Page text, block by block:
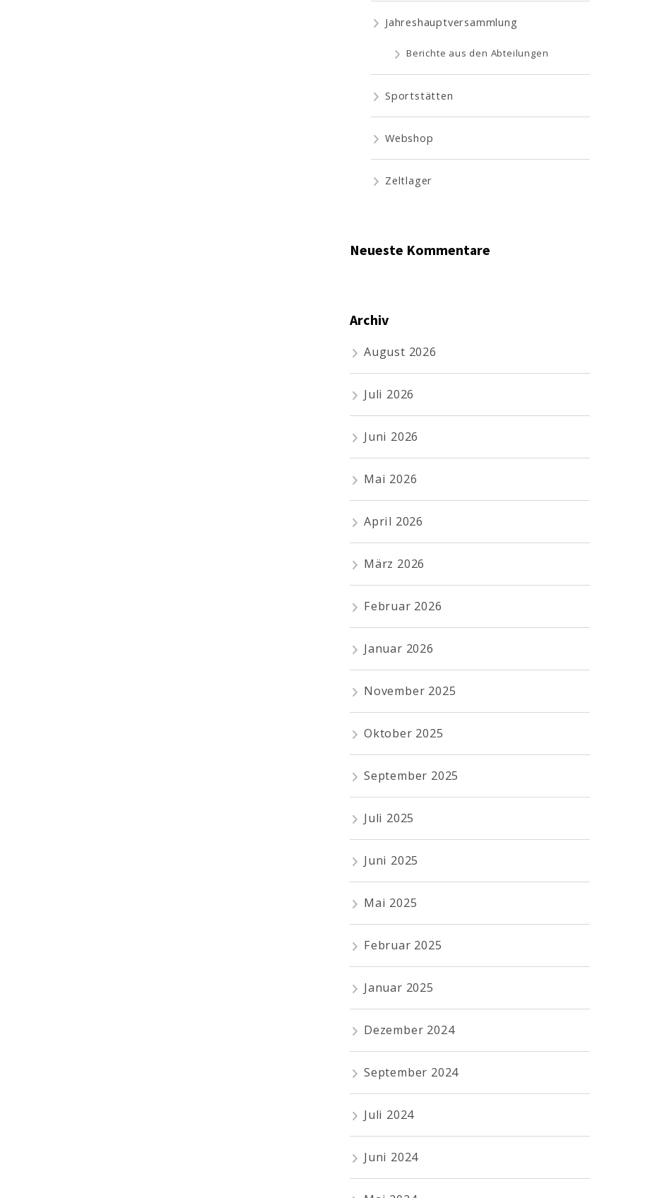
Jahreshauptversammlung
Berichte aus den Abteilungen
Sportstätten
Webshop
Zeltlager
Neueste Kommentare
Archiv
August 2026
Juli 2026
Juni 2026
Mai 2026
April 2026
März 2026
Februar 2026
Januar 2026
November 2025
Oktober 2025
September 2025
Juli 2025
Juni 2025
Mai 2025
Februar 2025
Januar 2025
Dezember 2024
September 2024
Juli 2024
Juni 2024